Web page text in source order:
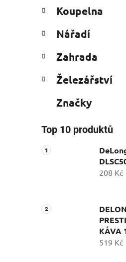
Koupelna
Nářadí
Zahrada
Železářství
Značky
Top 10 produktů
208 Kč
KÁVA
519 Kč